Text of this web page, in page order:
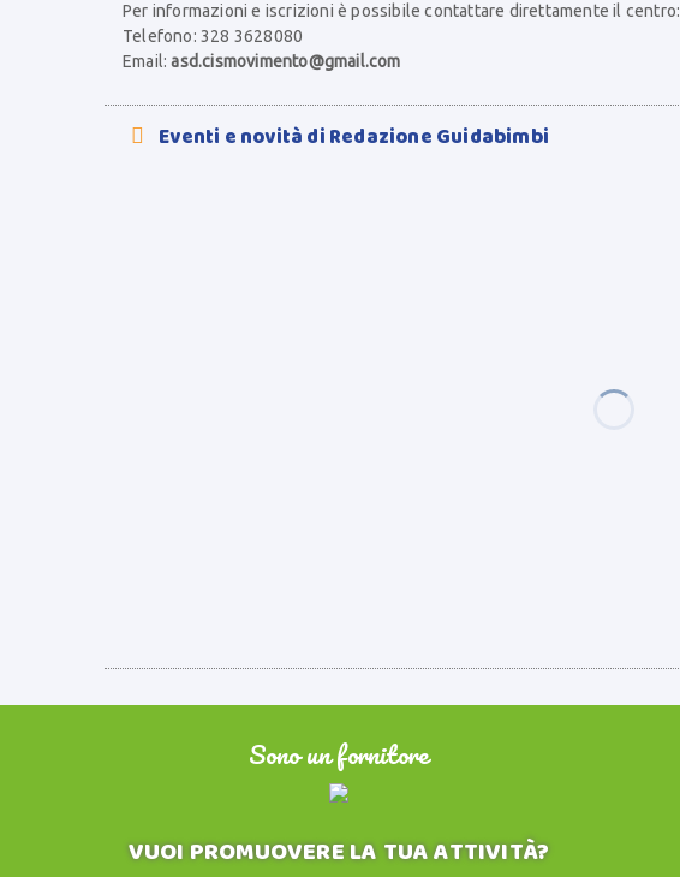
Per informazioni e iscrizioni è possibile contattare direttamente il centro:
Telefono: 328 3628080
Email:asd.cismovimento@gmail.com
 Eventi e novità di Redazione Guidabimbi
Sono un fornitore
VUOI PROMUOVERE LA TUA ATTIVITÀ?